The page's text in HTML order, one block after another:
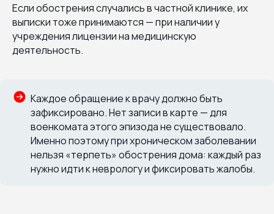
Если обострения случались в частной клинике, их
выписки тоже принимаются — при наличии у
учреждения лицензии на медицинскую
деятельность.
Каждое обращение к врачу должно быть
зафиксировано. Нет записи в карте — для
военкомата этого эпизода не существовало.
Именно поэтому при хроническом заболевании
нельзя «терпеть» обострения дома: каждый раз
нужно идти к неврологу и фиксировать жалобы.